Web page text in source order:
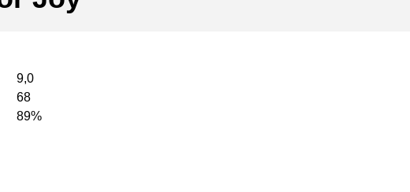
9,0
68
89%